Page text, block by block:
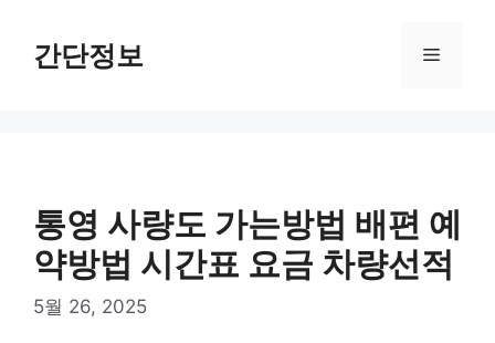
간단정보 메
통영 사량도 가는방법 배편 예
약방법 시간표 요금 차량선적
5월 26, 2025